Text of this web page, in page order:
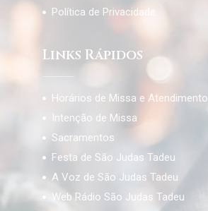
Política de Privacidade
Links Rápidos
Horários de Missa e Atendimento
Intenção de Missa
Sacramentos
Festa de São Judas Tadeu
A Voz de São Judas Tadeu
Web Rádio São Judas Tadeu